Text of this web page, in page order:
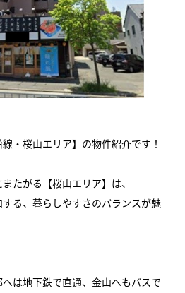
・桜山エリア】の物件紹介です！
たがる【桜山エリア】は、
る、暮らしやすさのバランスが魅
は地下鉄で直通、金山へもバスで